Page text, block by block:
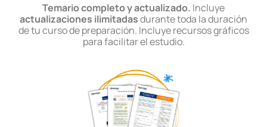
Temario completo y actualizado. Incluye
actualizaciones ilimitadasdurante toda la duración
de tu curso de preparación. Incluye recursos gráficos
para facilitar el estudio.